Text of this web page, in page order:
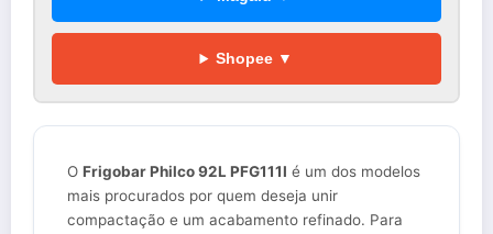
Shopee ▼
O Frigobar Philco 92L PFG111I é um dos modelos
mais procurados por quem deseja unir
compactação e um acabamento refinado. Para